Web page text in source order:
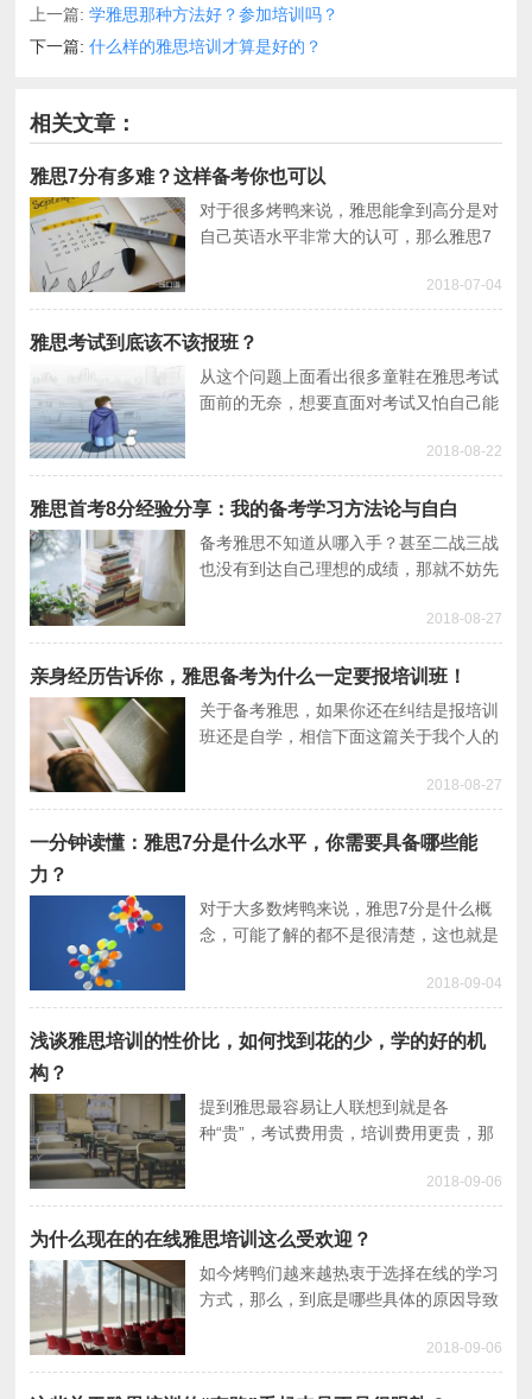
上一篇:学雅思那种方法好？参加培训吗？
下一篇:什么样的雅思培训才算是好的？
相关文章：
雅思7分有多难？这样备考你也可以
对于很多烤鸭来说，雅思能拿到高分是对
自己英语水平非常大的认可，那么雅思7
握了正确的雅思备考方法，每个人都能拿
到这个分数。
2018-07-04
雅思考试到底该不该报班？
从这个问题上面看出很多童鞋在雅思考试
面前的无奈，想要直面对考试又怕自己能
多数还是考生对自己英语能力的不肯定，
那么怎么样的雅思英语水平才需要报班
呢，这个界限又是什么呢。据我了解在中
国参加雅思培训班的童鞋一般有以下几个
共同点。
2018-08-22
雅思首考8分经验分享：我的备考学习方法论与自白
备考雅思不知道从哪入手？甚至二战三战
也没有到达自己理想的成绩，那就不妨先
己的学习一定会有启发和参考的作用。
2018-08-27
亲身经历告诉你，雅思备考为什么一定要报培训班！
关于备考雅思，如果你还在纠结是报培训
班还是自学，相信下面这篇关于我个人的
2018-08-27
一分钟读懂：雅思7分是什么水平，你需要具备哪些能
力？
对于大多数烤鸭来说，雅思7分是什么概
念，可能了解的都不是很清楚，这也就是
之一。下面就来看看雅思7分是什么水
平，你需要具备哪些能力？
2018-09-04
浅谈雅思培训的性价比，如何找到花的少，学的好的机
构？
提到雅思最容易让人联想到就是各
种“贵”，考试费用贵，培训费用更贵，那
得好的雅思培训呢？下面来看看。2018-09-06
为什么现在的在线雅思培训这么受欢迎？
如今烤鸭们越来越热衷于选择在线的学习
方式，那么，到底是哪些具体的原因导致
2018-09-06